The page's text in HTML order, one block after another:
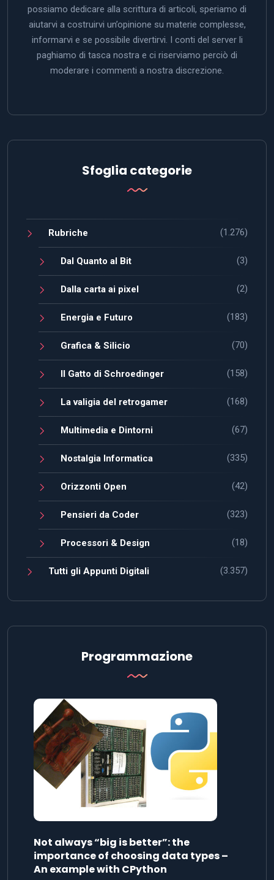
possiamo dedicare alla scrittura di articoli, speriamo di
aiutarvi a costruirvi un’opinione su materie complesse,
informarvi e se possibile divertirvi. I conti del server li
paghiamo di tasca nostra e ci riserviamo perciò di
moderare i commenti a nostra discrezione.
Sfoglia categorie
Rubriche (1.276)
Dal Quanto al Bit (3)
Dalla carta ai pixel (2)
Energia e Futuro (183)
Grafica & Silicio (70)
Il Gatto di Schroedinger (158)
La valigia del retrogamer (168)
Multimedia e Dintorni (67)
Nostalgia Informatica (335)
Orizzonti Open (42)
Pensieri da Coder (323)
Processori & Design (18)
Tutti gli Appunti Digitali (3.357)
Programmazione
Not always “big is better”: the
importance of choosing data types –
An example with CPython